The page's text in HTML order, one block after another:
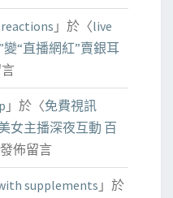
」於〈live
變“直播網紅”賣銀耳
」於〈免費視訊
女主播深夜互動 百
佈留言
supplements 」於